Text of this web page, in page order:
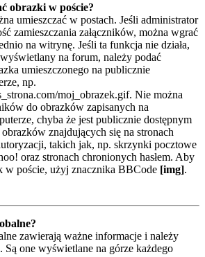
obrazki w poście?
umieszczać w postach. Jeśli administrator
zamieszczania załączników, można wgrać
na witrynę. Jeśli ta funkcja nie działa,
na forum, należy podać
umieszczonego na publicznie
np.
moj_obrazek.gif. Nie można
do obrazków zapisanych na
chyba że jest publicznie dostępnym
znajdujących się na stronach
takich jak, np. skrzynki pocztowe
oraz stronach chronionych hasłem. Aby
w poście, użyj znacznika BBCode [img].
zawierają ważne informacje i należy
Są one wyświetlane na górze każdego